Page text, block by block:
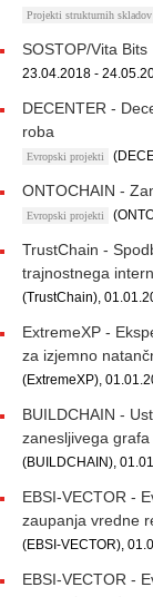
Projekti strukturnih skladov
SOSTOP/Vita Bits
23.04.2018 -
DECENTER -
roba
Evropski projekti
ONTOCHAIN -
Evropski projekti
TrustChain -
trajnostnega
(TrustChain),
ExtremeXP -
za izjemno
(ExtremeXP),
BUILDCHAIN -
zanesljivega
(BUILDCHAIN),
EBSI-VECTOR -
zaupanja vredne
(EBSI-VECTOR),
EBSI-VECTOR -